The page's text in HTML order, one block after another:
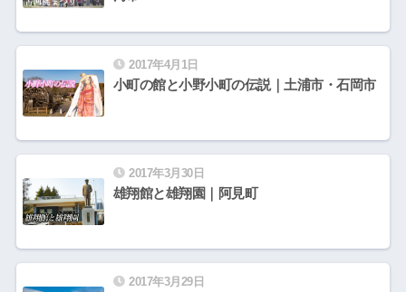
2017年4月1日
小町の館と小野小町の伝説｜土浦市・石岡市
2017年3月30日
雄翔館と雄翔園｜阿見町
2017年3月29日